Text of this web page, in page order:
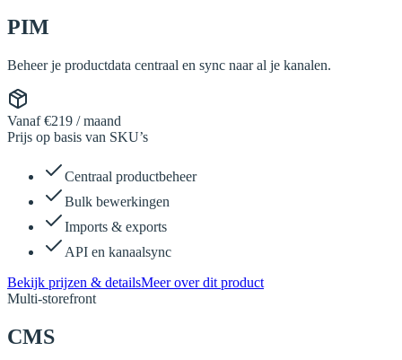
PIM
Beheer je productdata centraal en sync naar al je kanalen.
Vanaf €219 / maand
Prijs op basis van SKU’s
Centraal productbeheer
Bulk bewerkingen
Imports & exports
API en kanaalsync
Bekijk prijzen & detailsMeer over dit product
Multi-storefront
CMS